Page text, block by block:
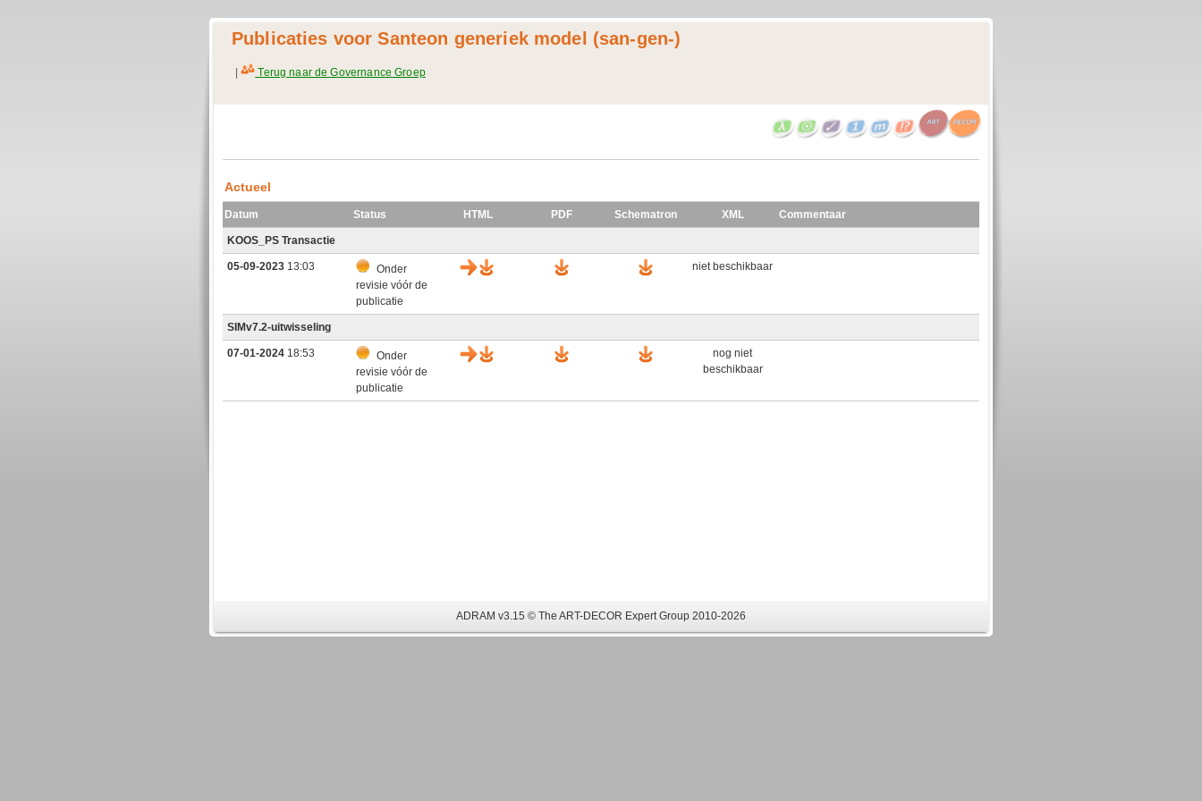
Publicaties voor Santeon generiek model (san-gen-)
| Terug naar de Governance Groep
Actueel
Datum Status HTML PDF Schematron XML Commentaar
KOOS_PS Transactie
05-09-2023 13:03
Onder
revisie vóór de
publicatie
niet beschikbaar
SIMv7.2-uitwisseling
07-01-2024 18:53
Onder
revisie vóór de
publicatie
nog niet
beschikbaar
ADRAM v3.15 © The ART-DECOR Expert Group 2010-2026